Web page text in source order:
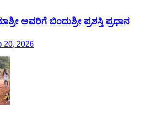
ಅವರಿಗೆ ಬಿಂದುಶ್ರೀ ಪ್ರಶಸ್ತಿ ಪ್ರಧಾನ
20, 2026